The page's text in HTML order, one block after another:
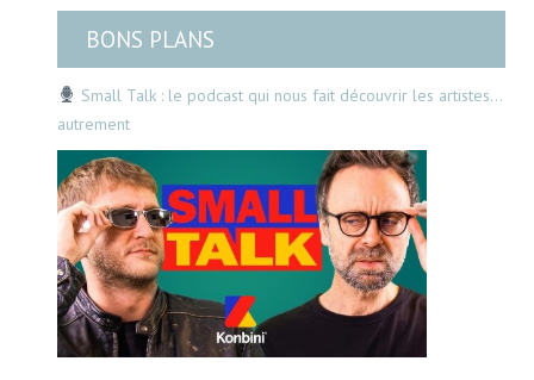
BONS PLANS
Small Talk : le podcast qui nous fait découvrir les artistes…
autrement